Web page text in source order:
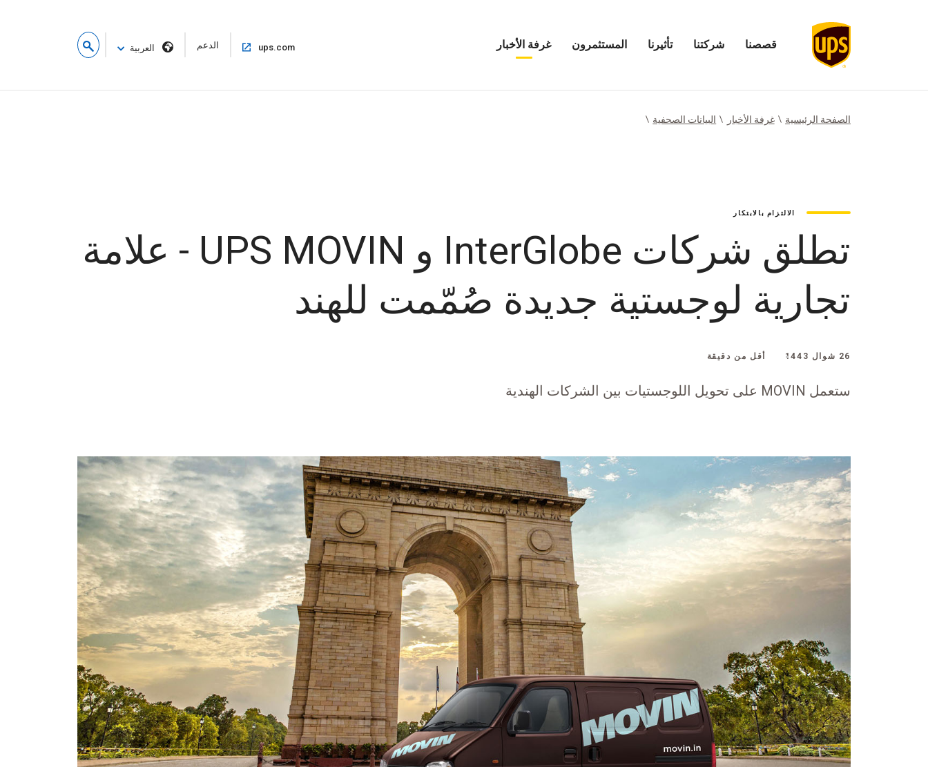
قصصنا شركتنا تأثيرنا المستثمرون غرفة الأخبار ups.com
فتح
في
الدعم
في
الصفحة الرئيسية غرفة الأخبار البيانات الصحفية
الالتزام بالابتكار
تطلق شركات InterGlobe و UPS MOVIN - علامة
تجارية لوجستية جديدة صُمّمت للهند
26 شوال 1443 أقل من دقيقة
ستعمل MOVIN على تحويل اللوجستيات بين الشركات الهندية